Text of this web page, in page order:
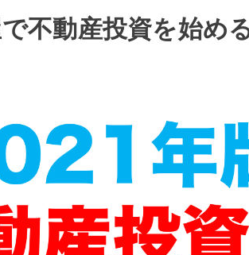
不動産投資を始め